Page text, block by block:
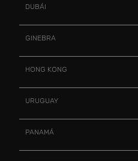
DUBÁI
GINEBRA
HONG KONG
URUGUAY
PANAMÁ